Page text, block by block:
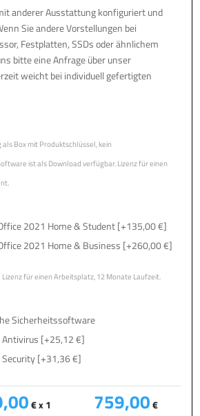
anderer Ausstattung konfiguriert und
Sie andere Vorstellungen bei
Festplatten, SSDs oder ähnlichem
bitte eine Anfrage über unser
weicht bei individuell gefertigten
als Box mit Produktschlüssel, kein
ist als Download verfügbar. Lizenz für einen
2021 Home & Student[+135,00 €]
2021 Home & Business [+260,00 €]
Lizenz für einen Arbeitsplatz, 12 Monate Laufzeit.
Sicherheitssoftware
Antivirus [+25,12 €]
Security[+31,36 €]
€ x 1 759,00€